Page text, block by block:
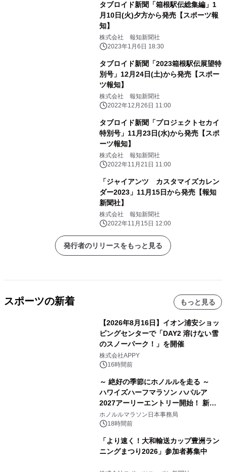
タブロイド新聞「箱根駅伝総集編」1
月10日(火)夕方から発売【スポーツ報
知】
株式会社 報知新聞社
2023年1月6日 18:30
タブロイド新聞「2023箱根駅伝展望特
別号」12月24日(土)から発売【スポー
ツ報知】
株式会社 報知新聞社
2022年12月26日 11:00
タブロイド新聞「プロジェクトセカイ
特別号」11月23日(水)から発売【スポ
ーツ報知】
株式会社 報知新聞社
2022年11月21日 11:00
「ジャイアンツ カスタマイズカレン
ダー2023」11月15日から発売【報知
新聞社】
株式会社 報知新聞社
2022年11月15日 12:00
発行者のリリースをもっと見る
スポーツの新着 もっと見る
【2026年8月16日】イオン浦安ショッ
ピングセンターで「DAY2 溶けない雪
のスノーパーク！」を開催
株式会社APPY
16時間前
～ 絶好の季節にホノルルを走る ～
ハワイズハーフマラソン ハパルア
2027アーリーエントリー開始！ 新カ
テゴリー「ハパルアIKI(イキ)」(約
13.4km)が登場
ホノルルマラソン日本事務局
18時間前
「より速く！大和輸送カップ豊洲ラン
ニングまつり2026」参加者募集中